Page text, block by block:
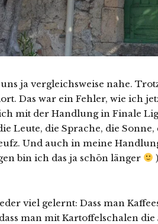
ja vergleichsweise nahe.
Das war ein Fehler, wie ich
mit der Handlung in Finale
Leute, die Sprache, die Sonne,
Und auch in meine
bin ich das ja schön länger
viel gelernt: Dass man
man mit Kartoffelschalen